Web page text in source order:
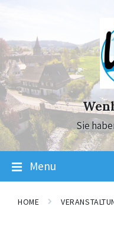
navigation
Sie
Menu
HOME